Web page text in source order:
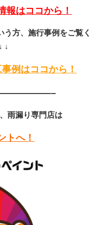
報はココから！
う方、施行事例をご覧く
↓
例はココから！
雨漏り専門店は
トへ！